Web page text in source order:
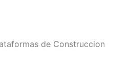
de Construccion